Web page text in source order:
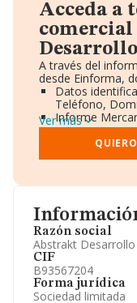
Razón social
Abstrakt Desarrollo
CIF
B93567204
Forma jurídica
Sociedad limitada
Acceda a
A través del
desde Einforma,
Datos
Teléfono,
Informe
Gráficos de
Consejo de
Directivos y
Información
Ver más